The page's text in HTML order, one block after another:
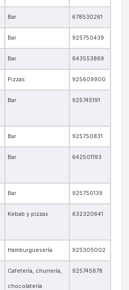
Bar 678530261
Bar 925750439
Bar 643553869
Pizzas 925609900
Bar 925745191
Bar 925750831
Bar 642501193
Bar 925750139
Kebab y pizzas 632320641
Hamburguesería 925305002
Cafetería, churrería,
chocolatería
925745878